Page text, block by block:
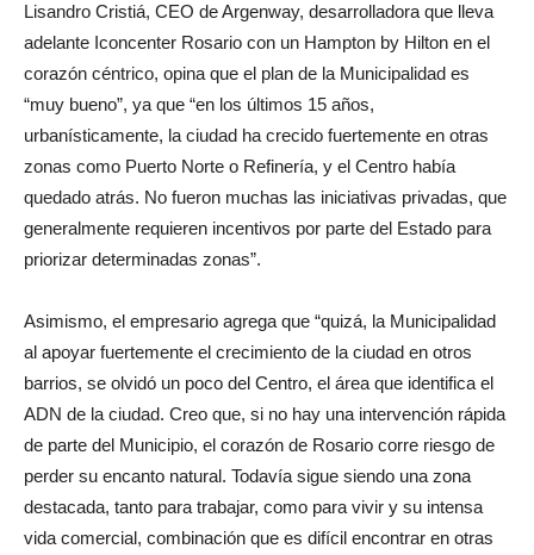
Lisandro Cristiá, CEO de Argenway, desarrolladora que lleva
adelante Iconcenter Rosario con un Hampton by Hilton en el
corazón céntrico, opina que el plan de la Municipalidad es
“muy bueno”, ya que “en los últimos 15 años,
urbanísticamente, la ciudad ha crecido fuertemente en otras
zonas como Puerto Norte o Refinería, y el Centro había
quedado atrás. No fueron muchas las iniciativas privadas, que
generalmente requieren incentivos por parte del Estado para
priorizar determinadas zonas”.
Asimismo, el empresario agrega que “quizá, la Municipalidad
al apoyar fuertemente el crecimiento de la ciudad en otros
barrios, se olvidó un poco del Centro, el área que identifica el
ADN de la ciudad. Creo que, si no hay una intervención rápida
de parte del Municipio, el corazón de Rosario corre riesgo de
perder su encanto natural. Todavía sigue siendo una zona
destacada, tanto para trabajar, como para vivir y su intensa
vida comercial, combinación que es difícil encontrar en otras